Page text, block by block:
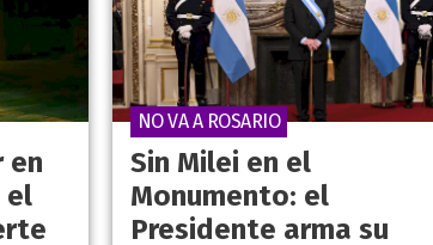
en
el
Sin Milei en el
Monumento: el
Presidente arma su
NO VA A ROSARIO